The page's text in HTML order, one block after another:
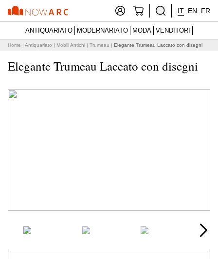
IT EN FR
ANTIQUARIATO MODERNARIATO MODA VENDITORI
Home | Antiquariato | Mobili Antichi | Trumeau | Elegante Trumeau Laccato con disegni
Elegante Trumeau Laccato con disegni